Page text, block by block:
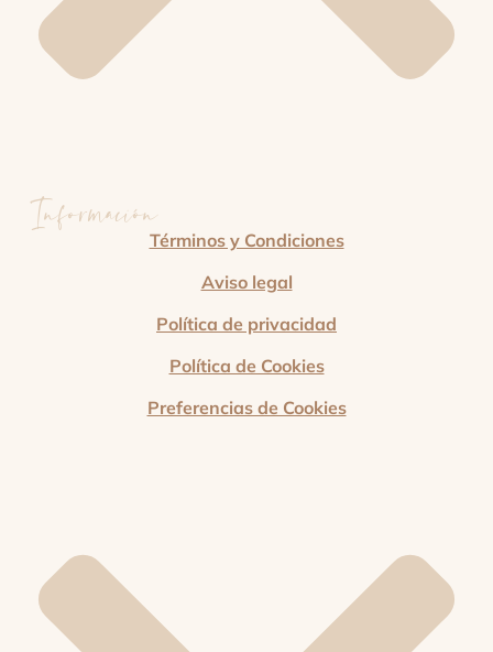
InformaciónTérminos y Condiciones
Aviso legal
Política de privacidad
Política de Cookies
Preferencias de Cookies